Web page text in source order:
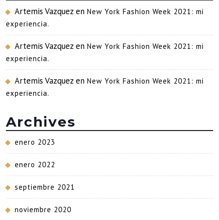
Artemis Vazquez en New York Fashion Week 2021: mi
experiencia.
Artemis Vazquez en New York Fashion Week 2021: mi
experiencia.
Artemis Vazquez en New York Fashion Week 2021: mi
experiencia.
Archives
enero 2023
enero 2022
septiembre 2021
noviembre 2020